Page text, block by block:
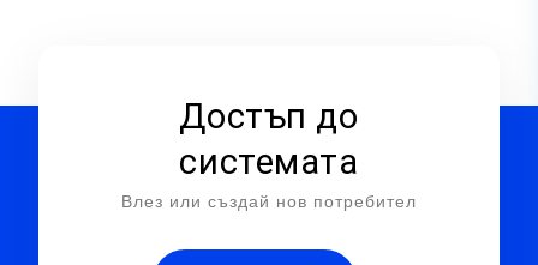
Достъп до
системата
Влез или създай нов потребител